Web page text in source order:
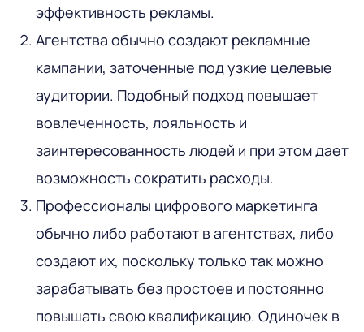
эффективность рекламы.
Агентства обычно создают рекламные
кампании, заточенные под узкие целевые
аудитории. Подобный подход повышает
вовлеченность, лояльность и
заинтересованность людей и при этом дает
возможность сократить расходы.
Профессионалы цифрового маркетинга
обычно либо работают в агентствах, либо
создают их, поскольку только так можно
зарабатывать без простоев и постоянно
повышать свою квалификацию. Одиночек в